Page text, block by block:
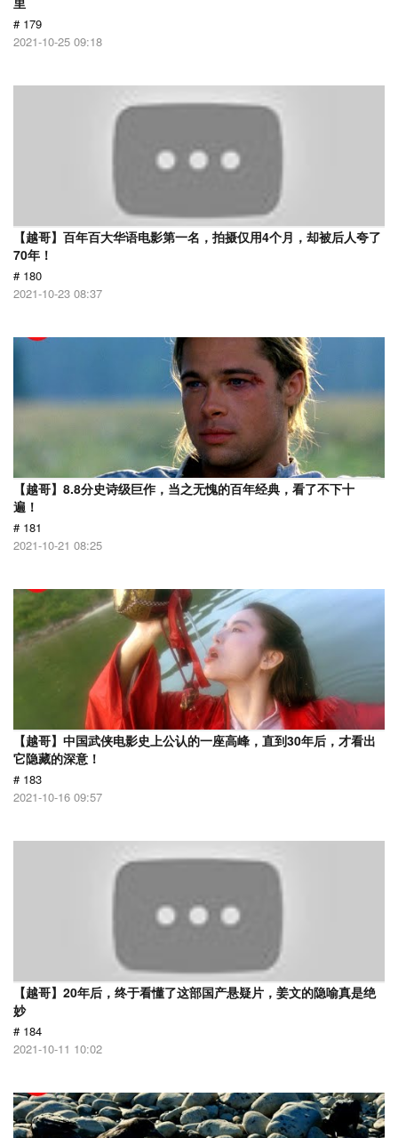
# 179
2021-10-25 09:18
【越哥】百年百大华语电影第一名，拍摄仅用4个月，却被后人夸了
70年！
# 180
2021-10-23 08:37
【越哥】8.8分史诗级巨作，当之无愧的百年经典，看了不下十
遍！
# 181
2021-10-21 08:25
【越哥】中国武侠电影史上公认的一座高峰，直到30年后，才看出
它隐藏的深意！
# 183
2021-10-16 09:57
【越哥】20年后，终于看懂了这部国产悬疑片，姜文的隐喻真是绝
妙
# 184
2021-10-11 10:02